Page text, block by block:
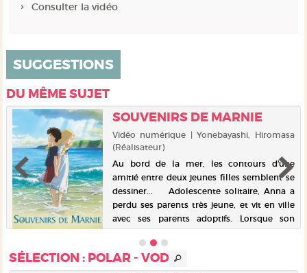
Consulter la vidéo
SUGGESTIONS
DU MÊME SUJET
SOUVENIRS DE MARNIE
Vidéo numérique | Yonebayashi, Hiromasa
(Réalisateur)
Au bord de la mer, les contours d'une
amitié entre deux jeunes filles semblent se
dessiner... Adolescente solitaire, Anna a
perdu ses parents très jeune, et vit en ville
avec ses parents adoptifs. Lorsque son
asthme...
SÉLECTION : POLAR - VOD